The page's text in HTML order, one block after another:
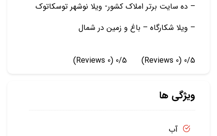
– ده سایت برتر املاک کشور- ویلا نوشهر توسکاتوک
– ویلا شکارگاه – باغ و زمين در شمال
0/5
(0 Reviews)
0/5
(0 Reviews)
ویژگی ها
آب